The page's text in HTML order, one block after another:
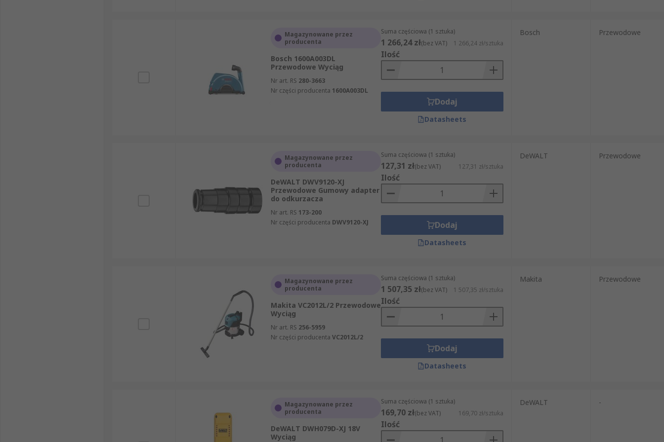
Magazynowane przez
producenta
Bosch 1600A003DL
Przewodowe Wyciąg
Nr art. RS 280-3663
Nr części producenta 1600A003DL
Suma częściowa (1 sztuka)
1 266,24 zł(bez VAT) 1 266,24 zł/sztuka
Ilość
Dodaj
Datasheets
Bosch Przewodowe
Magazynowane przez
producenta
DeWALT DWV9120-XJ
Przewodowe Gumowy adapter
do odkurzacza
Nr art. RS 173-200
Nr części producenta DWV9120-XJ
Suma częściowa (1 sztuka)
127,31 zł(bez VAT) 127,31 zł/sztuka
Ilość
Dodaj
Datasheets
DeWALT Przewodowe
Magazynowane przez
producenta
Makita VC2012L/2 Przewodowe
Wyciąg
Nr art. RS 256-5959
Nr części producenta VC2012L/2
Suma częściowa (1 sztuka)
1 507,35 zł(bez VAT) 1 507,35 zł/sztuka
Ilość
Dodaj
Datasheets
Makita Przewodowe
Magazynowane przez
producenta
DeWALT DWH079D-XJ 18V
Wyciąg
Suma częściowa (1 sztuka)
169,70 zł(bez VAT) 169,70 zł/sztuka
Ilość
DeWALT -